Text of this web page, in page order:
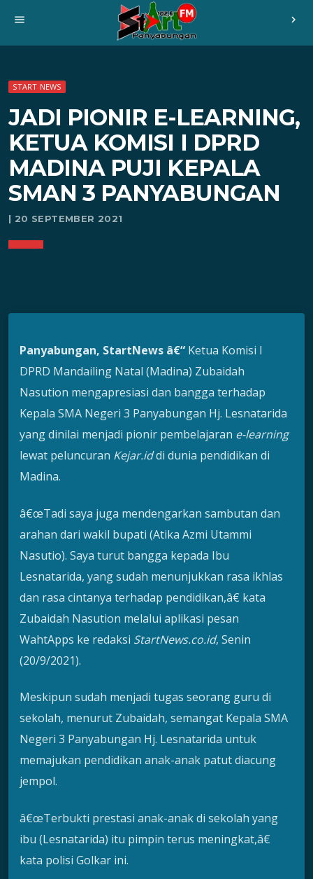
menu chevron_right
START NEWS
JADI PIONIR E-LEARNING,
KETUA KOMISI I DPRD
MADINA PUJI KEPALA
SMAN 3 PANYABUNGAN
| 20 SEPTEMBER 2021
Panyabungan, StartNews â€“ Ketua Komisi I
DPRD Mandailing Natal (Madina) Zubaidah
Nasution mengapresiasi dan bangga terhadap
Kepala SMA Negeri 3 Panyabungan Hj. Lesnatarida
yang dinilai menjadi pionir pembelajaran e-learning
lewat peluncuran Kejar.iddi dunia pendidikan di
Madina.
â€œTadi saya juga mendengarkan sambutan dan
arahan dari wakil bupati (Atika Azmi Utammi
Nasutio). Saya turut bangga kepada Ibu
Lesnatarida, yang sudah menunjukkan rasa ikhlas
dan rasa cintanya terhadap pendidikan,â€ kata
Zubaidah Nasution melalui aplikasi pesan
WahtApps ke redaksi StartNews.co.id, Senin
(20/9/2021).
Meskipun sudah menjadi tugas seorang guru di
sekolah, menurut Zubaidah, semangat Kepala SMA
Negeri 3 Panyabungan Hj. Lesnatarida untuk
memajukan pendidikan anak-anak patut diacung
jempol.
â€œTerbukti prestasi anak-anak di sekolah yang
ibu (Lesnatarida) itu pimpin terus meningkat,â€
kata polisi Golkar ini.